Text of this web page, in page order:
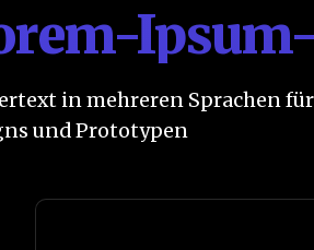
in mehreren Sprachen
und Prototypen